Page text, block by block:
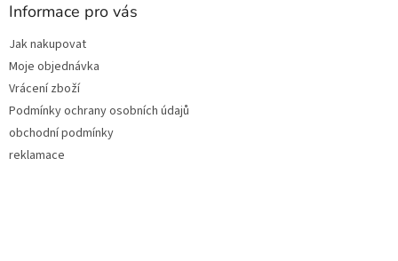
Informace pro vás
Jak nakupovat
Moje objednávka
Vrácení zboží
Podmínky ochrany osobních údajů
obchodní podmínky
reklamace